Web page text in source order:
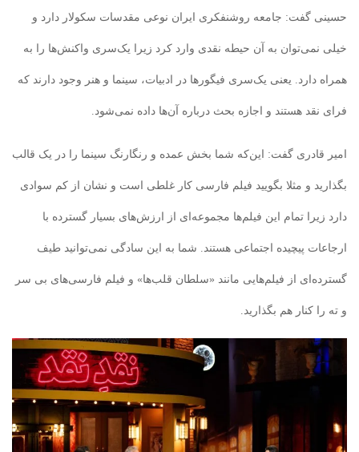
حسینی گفت: جامعه روشنفکری ایران نوعی مقدسات سکولار دارد و
خیلی نمی‌توان به آن حیطه نقدی وارد کرد زیرا یک‌سری واکنش‌ها را به
همراه دارد. یعنی یک‌سری فیگورها در ادبیات، سینما و هنر وجود دارند که
فرای نقد هستند و اجازه بحث درباره آن‌ها داده نمی‌شود.
امیر قادری گفت: این‌که شما بخش عمده و رنگارنگ سینما را در یک قالب
بگذارید و مثلا بگویید فیلم فارسی کار غلطی است و نشان از کم سوادی
دارد زیرا تمام این فیلم‌ها مجموعه‌ای از ارزش‌های بسیار گسترده با
ارجاعات پیچیده اجتماعی هستند. شما به این سادگی نمی‌توانید طیف
گسترده‌ای از فیلم‌هایی مانند «سلطان قلب‌ها» و فیلم فارسی‌های بی سر
و ته را کنار هم بگذارید.